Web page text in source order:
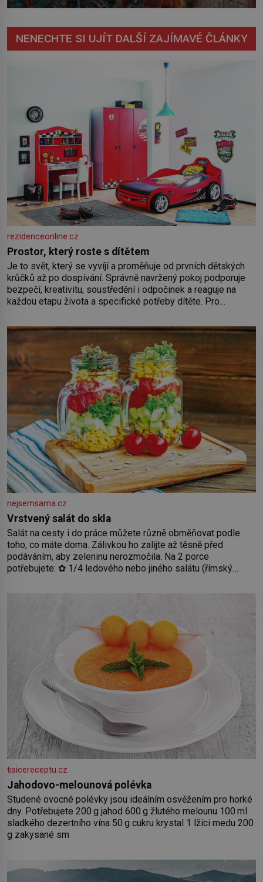
NENECHTE SI UJÍT DALŠÍ ZAJÍMAVÉ ČLÁNKY
rezidenceonline.cz
Prostor, který roste s dítětem
Je to svět, který se vyvíjí a proměňuje od prvních dětských
krůčků až po dospívání. Správně navržený pokoj podporuje
bezpečí, kreativitu, soustředění i odpočinek a reaguje na
každou etapu života a specifické potřeby dítěte. Pro
by pokoj miminka měl působit především klidně a útulně.
nejsemsama.cz
Vrstvený salát do skla
Salát na cesty i do práce můžete různě obměňovat podle
toho, co máte doma. Zálivkou ho zalijte až těsně před
podáváním, aby zeleninu nerozmočila. Na 2 porce
potřebujete: ✿ 1/4 ledového nebo jiného salátu (římský
2 rajčata Zálivka: ✿ 4 lžíce olivového oleje ✿ 1 lžíci citronové
tisicereceptu.cz
Jahodovo-melounová polévka
Studené ovocné polévky jsou ideálním osvěžením pro horké
dny. Potřebujete 200 g jahod 600 g žlutého melounu 100 ml
sladkého dezertního vína 50 g cukru krystal 1 lžíci medu 200
g zakysané sm